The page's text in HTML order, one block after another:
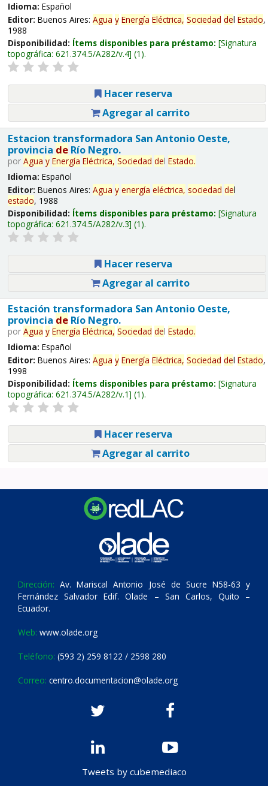
Idioma: Español
Editor: Buenos Aires: Agua y Energía Eléctrica, Sociedad del Estado,
1988
Disponibilidad: Ítems disponibles para préstamo: Signatura
topográfica: 621.374.5/A282/v.4 (1).
Hacer reserva
Agregar al carrito
Estacion transformadora San Antonio Oeste,
provincia deRío Negro.
por Agua y Energía Eléctrica, Sociedad del Estado.
Idioma: Español
Editor: Buenos Aires: Agua y energía eléctrica, sociedad del
estado, 1988
Disponibilidad: Ítems disponibles para préstamo: Signatura
topográfica: 621.374.5/A282/v.3 (1).
Hacer reserva
Agregar al carrito
Estación transformadora San Antonio Oeste,
provincia deRío Negro.
por Agua y Energía Eléctrica, Sociedad del Estado.
Idioma: Español
Editor: Buenos Aires: Agua y Energía Eléctrica, Sociedad del Estado,
1998
Disponibilidad: Ítems disponibles para préstamo: Signatura
topográfica: 621.374.5/A282/v.1 (1).
Hacer reserva
Agregar al carrito
Dirección: Av. Mariscal Antonio José de Sucre N58-63 y
Fernández Salvador Edif. Olade – San Carlos, Quito –
Ecuador.
Web: www.olade.org
Teléfono: (593 2) 259 8122 / 2598 280
Correo: centro.documentacion@olade.org
Tweets by cubemediaco